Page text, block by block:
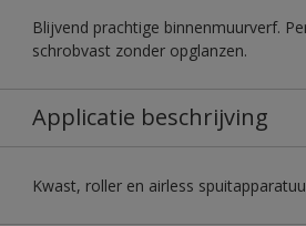
Blijvend prachtige binnenmuurverf.
schrobvast zonder opglanzen.
Applicatie beschrijving
Kwast, roller en airless